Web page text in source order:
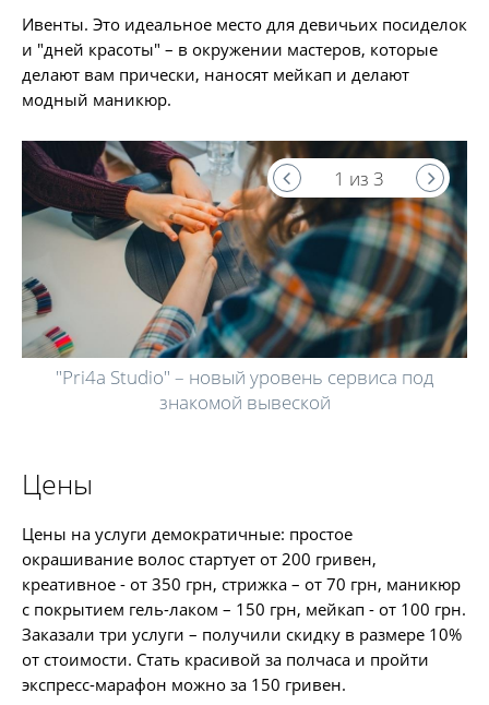
Ивенты. Это идеальное место для девичьих посиделок
и "дней красоты" – в окружении мастеров, которые
делают вам прически, наносят мейкап и делают
модный маникюр.
"Pri4a Studio" – новый уровень сервиса под
знакомой вывеской
1 из 3
Цены
Цены на услуги демократичные: простое
окрашивание волос стартует от 200 гривен,
креативное - от 350 грн, стрижка – от 70 грн, маникюр
с покрытием гель-лаком – 150 грн, мейкап - от 100 грн.
Заказали три услуги – получили скидку в размере 10%
от стоимости. Стать красивой за полчаса и пройти
экспресс-марафон можно за 150 гривен.